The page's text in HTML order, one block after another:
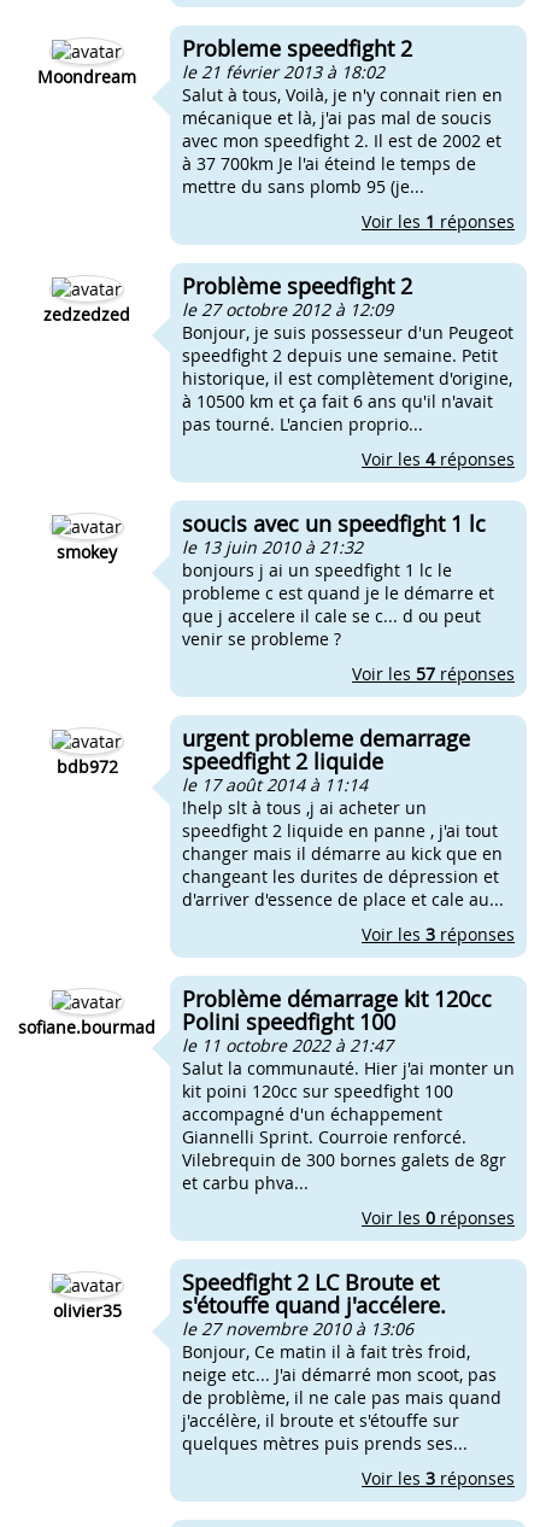
Moondream
Probleme speedfight 2
le 21 février 2013 à 18:02
Salut à tous, Voilà, je n'y connait rien en
mécanique et là, j'ai pas mal de soucis
avec mon speedfight 2. Il est de 2002 et
à 37 700km Je l'ai éteind le temps de
mettre du sans plomb 95 (je...
Voir les 1 réponses
zedzedzed
Problème speedfight 2
le 27 octobre 2012 à 12:09
Bonjour, je suis possesseur d'un Peugeot
speedfight 2 depuis une semaine. Petit
historique, il est complètement d'origine,
à 10500 km et ça fait 6 ans qu'il n'avait
pas tourné. L'ancien proprio...
Voir les 4réponses
smokey
soucis avec un speedfight 1 lc
le 13 juin 2010 à 21:32
bonjours j ai un speedfight 1 lc le
probleme c est quand je le démarre et
que j accelere il cale se c... d ou peut
venir se probleme ?
Voir les 57 réponses
bdb972
urgent probleme demarrage
speedfight 2 liquide
le 17 août 2014 à 11:14
!help slt à tous ,j ai acheter un
speedfight 2 liquide en panne , j'ai tout
changer mais il démarre au kick que en
changeant les durites de dépression et
d'arriver d'essence de place et cale au...
Voir les 3 réponses
sofiane.bourmad
Problème démarrage kit 120cc
Polini speedfight 100
le 11 octobre 2022 à 21:47
Salut la communauté. Hier j'ai monter un
kit poini 120cc sur speedfight 100
accompagné d'un échappement
Giannelli Sprint. Courroie renforcé.
Vilebrequin de 300 bornes galets de 8gr
et carbu phva...
Voir les 0 réponses
olivier35
Speedfight 2 LC Broute et
s'étouffe quand j'accélere.
le 27 novembre 2010 à 13:06
Bonjour, Ce matin il à fait très froid,
neige etc... J'ai démarré mon scoot, pas
de problème, il ne cale pas mais quand
j'accélère, il broute et s'étouffe sur
quelques mètres puis prends ses...
Voir les 3 réponses